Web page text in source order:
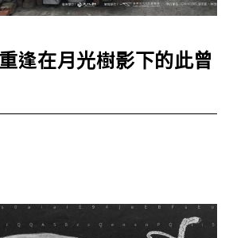
逢在月光樹影下的此曾